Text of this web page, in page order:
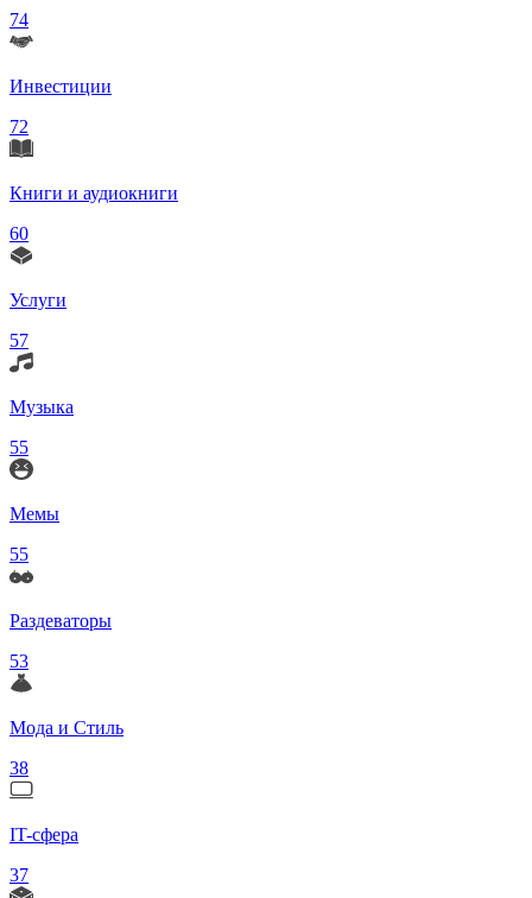
74
Инвестиции
72
Книги и аудиокниги
60
Услуги
57
Музыка
55
Мемы
55
Раздеваторы
53
Мода и Стиль
38
IT-сфера
37